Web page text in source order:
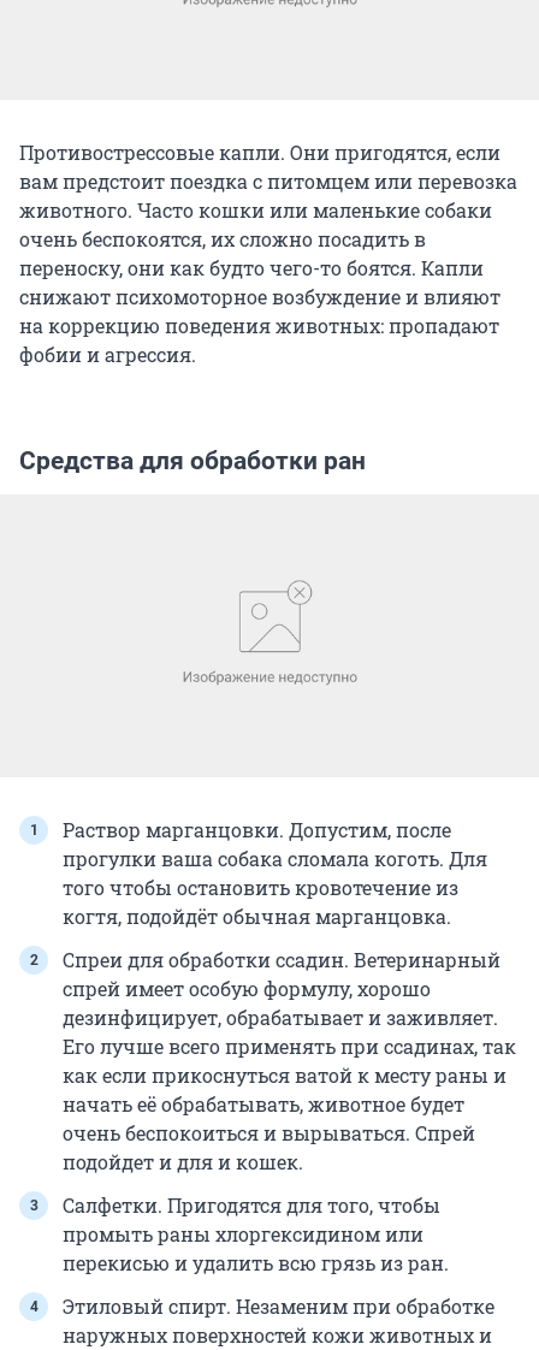
Противострессовые капли. Они пригодятся, если
вам предстоит поездка с питомцем или перевозка
животного. Часто кошки или маленькие собаки
очень беспокоятся, их сложно посадить в
переноску, они как будто чего-то боятся. Капли
снижают психомоторное возбуждение и влияют
на коррекцию поведения животных: пропадают
фобии и агрессия.
Средства для обработки ран
Раствор марганцовки. Допустим, после
прогулки ваша собака сломала коготь. Для
того чтобы остановить кровотечение из
когтя, подойдёт обычная марганцовка.
Спреи для обработки ссадин. Ветеринарный
спрей имеет особую формулу, хорошо
дезинфицирует, обрабатывает и заживляет.
Его лучше всего применять при ссадинах, так
как если прикоснуться ватой к месту раны и
начать её обрабатывать, животное будет
очень беспокоиться и вырываться. Спрей
подойдет и для и кошек.
Салфетки. Пригодятся для того, чтобы
промыть раны хлоргексидином или
перекисью и удалить всю грязь из ран.
Этиловый спирт. Незаменим при обработке
наружных поверхностей кожи животных и